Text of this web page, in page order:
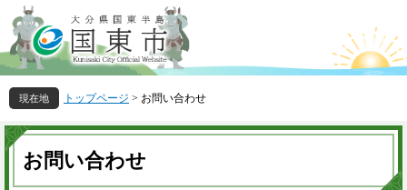
ー
ジ
の
先
頭
で
す
ニ
ュ
ー
を
飛
ば
し
トップページ > お問い合わせ
本
文
お問い合わせ